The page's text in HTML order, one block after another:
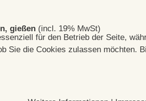
gießen (incl. 19% MwSt)
für den Betrieb der Seite,
Sie die Cookies zulassen möchten.